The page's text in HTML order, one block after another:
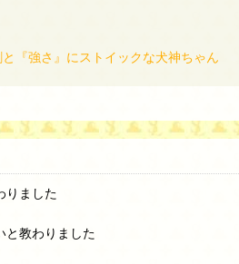
と『強さ』にストイックな犬神ちゃん
りました
と教わりました